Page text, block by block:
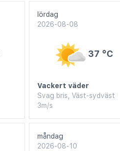
lördag
2026-08-08
37 °C
Vackert väder
Svag bris, Väst-sydväst
3m/s
måndag
2026-08-10